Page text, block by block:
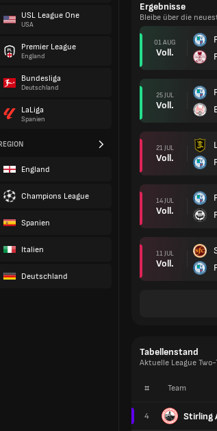
USL League One
USA
Premier League
England
Bundesliga
Deutschland
LaLiga
Spanien
England
Champions League
Spanien
Italien
Deutschland
Ergebnisse
Bleibe über die
01 AUG
Voll.
25 JUL
Voll.
21 JUL
Voll.
14 JUL
Voll.
11 JUL
Voll.
Tabellenstand
Aktuelle League Two-
# Team
4 Stirling